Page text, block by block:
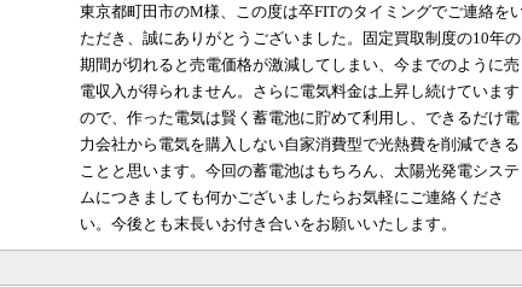
東京都町田市のM様、この度は卒FITのタイミングでご連絡を
ただき、誠にありがとうございました。固定買取制度の10年の
期間が切れると売電価格が激減してしまい、今までのように売
電収入が得られません。さらに電気料金は上昇し続けています
ので、作った電気は賢く蓄電池に貯めて利用し、できるだけ電
力会社から電気を購入しない自家消費型で光熱費を削減できる
ことと思います。今回の蓄電池はもちろん、太陽光発電システ
ムにつきましても何かございましたらお気軽にご連絡くださ
い。今後とも末長いお付き合いをお願いいたします。